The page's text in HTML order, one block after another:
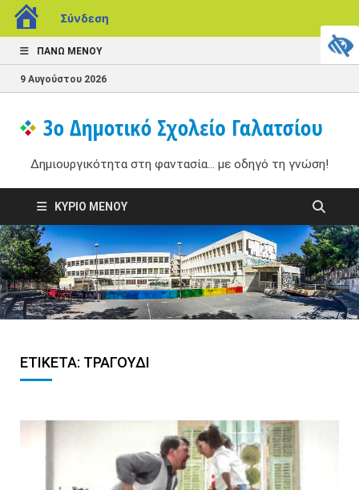
Σύνδεση
ΠΆΝΩ ΜΕΝΟΎ
9 Αυγούστου 2026
Δημιουργικότητα στη φαντασία... με οδηγό τη γνώση!
ΚΎΡΙΟ ΜΕΝΟΎ
ΕΤΙΚΈΤΑ: ΤΡΑΓΟΎΔΙ